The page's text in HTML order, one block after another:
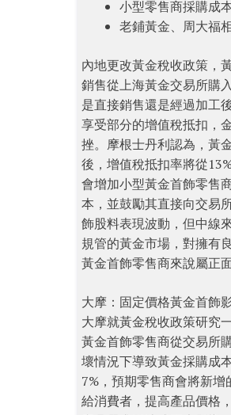
小型零售商採購成
老鋪黃金、周大福
內地更改黃金稅收政策，
銷售從上海黃金交易所購
是直接銷售還是經過加工
享受部分的增值稅抵扣，
挫。摩根士丹利認為，黃
後，增值稅抵扣率將從
會增加小型黃金首飾零售
本，並鼓勵其直接向交易
飾股料表現波動，但中線
規管的黃金市場，對擁有
黃金首飾零售商來說屬正面
大摩：固定價格黃金首飾
大摩就黃金稅收政策研究
黃金首飾零售商從交易所
壞情況下導致黃金採購成
7%，預期零售商會將新增
給消費者，提高產品價格